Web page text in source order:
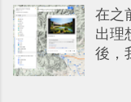
聊天
2. 「
組機
事
在之
出理
後，
入